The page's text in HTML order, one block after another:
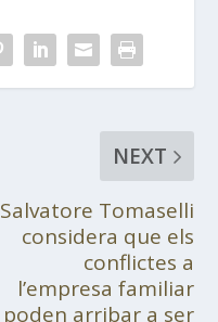
NEXT
Salvatore Tomaselli
considera que els
conflictes a
l’empresa familiar
poden arribar a ser